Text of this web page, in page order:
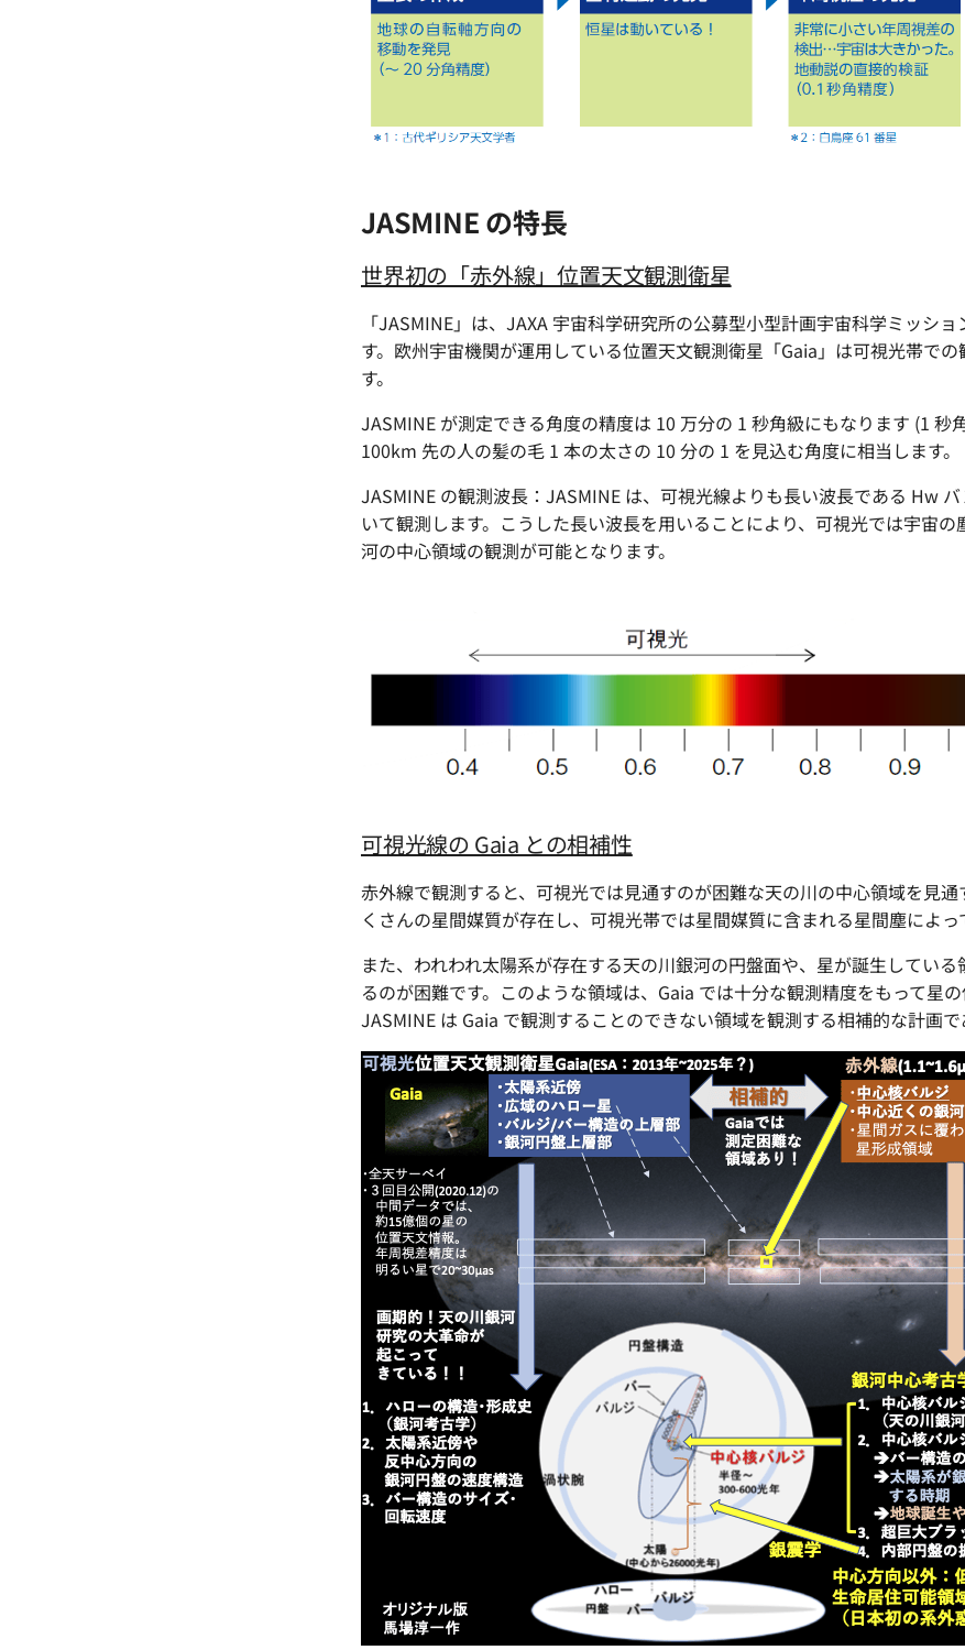
JASMINE の特長
世界初の「赤外線」位置天文観測衛星
「JASMINE」は、JAXA 宇宙科学研究所の公募型小型計画宇宙科学ミッシ
す。欧州宇宙機関が運用している位置天文観測衛星「Gaia」は可視光帯で
す。
JASMINE が測定できる角度の精度は 10 万分の 1 秒角級にもなります (1 秒
100km 先の人の髪の毛 1 本の太さの 10 分の 1 を見込む角度に相当します。
JASMINE の観測波長：JASMINE は、可視光線よりも長い波長である Hw
いて観測します。こうした長い波長を用いることにより、可視光では宇宙
河の中心領域の観測が可能となります。
可視光線の Gaia との相補性
赤外線で観測すると、可視光では見通すのが困難な天の川の中心領域を見
くさんの星間媒質が存在し、可視光帯では星間媒質に含まれる星間塵によっ
また、われわれ太陽系が存在する天の川銀河の円盤面や、星が誕生してい
るのが困難です。このような領域は、Gaia では十分な観測精度をもって星
JASMINE は Gaia で観測することのできない領域を観測する相補的な計画で